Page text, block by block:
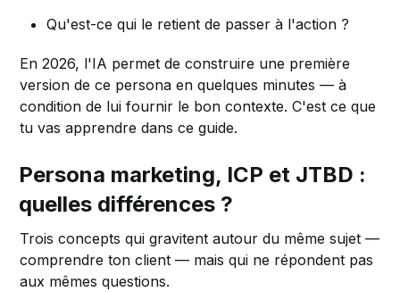
Qu'est-ce qui le retient de passer à l'action ?
En 2026, l'IA permet de construire une première
version de ce persona en quelques minutes — à
condition de lui fournir le bon contexte. C'est ce que
tu vas apprendre dans ce guide.
Persona marketing, ICP et JTBD :
quelles différences ?
Trois concepts qui gravitent autour du même sujet —
comprendre ton client — mais qui ne répondent pas
aux mêmes questions.